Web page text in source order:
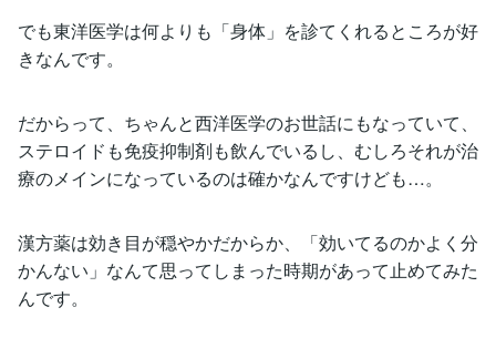
でも東洋医学は何よりも「身体」を診てくれるところが好
きなんです。
だからって、ちゃんと西洋医学のお世話にもなっていて、
ステロイドも免疫抑制剤も飲んでいるし、むしろそれが治
療のメインになっているのは確かなんですけども…。
漢方薬は効き目が穏やかだからか、「効いてるのかよく分
かんない」なんて思ってしまった時期があって止めてみた
んです。